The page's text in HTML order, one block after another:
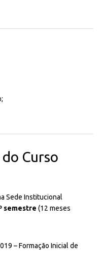
Curso
Sede Institucional
semestre (12 meses
– Formação Inicial de